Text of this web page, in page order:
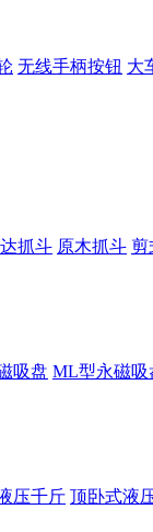
无线手柄按钮 大
抓斗 原木抓斗 剪
吸盘 ML型永磁吸
压千斤 顶卧式液